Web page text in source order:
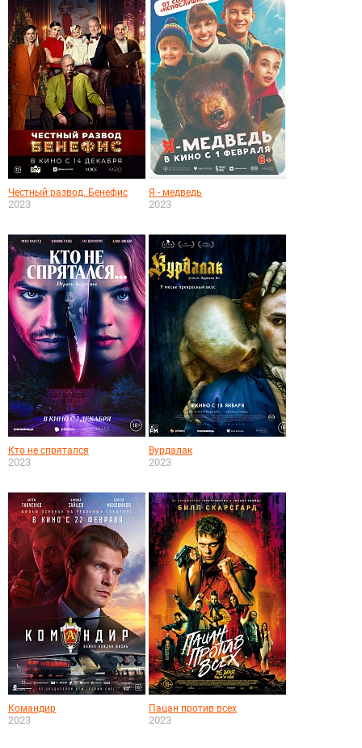
Честный развод. Бенефис
2023
Я - медведь
2023
Кто не спрятался
2023
Вурдалак
2023
Командир
2023
Пацан против всех
2023